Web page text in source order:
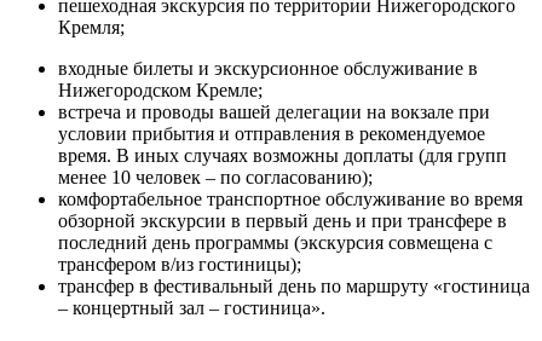
пешеходная экскурсия по территории Нижегородского
Кремля;
входные билеты и экскурсионное обслуживание в
Нижегородском Кремле;
встреча и проводы вашей делегации на вокзале при
условии прибытия и отправления в рекомендуемое
время. В иных случаях возможны доплаты (для групп
менее 10 человек – по согласованию);
комфортабельное транспортное обслуживание во время
обзорной экскурсии в первый день и при трансфере в
последний день программы (экскурсия совмещена с
трансфером в/из гостиницы);
трансфер в фестивальный день по маршруту «гостиница
– концертный зал – гостиница».